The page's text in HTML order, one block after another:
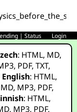
|Status Login
: HTML, MD,
, PDF,TXT,
English: HTML,
MD, MP3, PDF,
: HTML,
, MP3, PDF,